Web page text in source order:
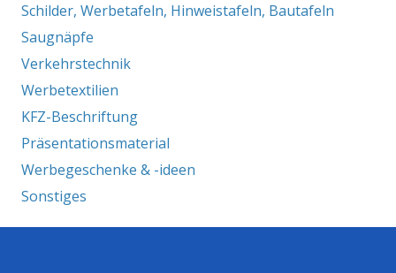
Schilder, Werbetafeln, Hinweistafeln, Bautafeln
Saugnäpfe
Verkehrstechnik
Werbetextilien
KFZ-Beschriftung
Präsentationsmaterial
Werbegeschenke & -ideen
Sonstiges